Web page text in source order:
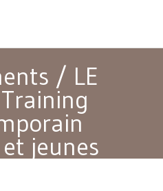
/ LE
Training
jeunes